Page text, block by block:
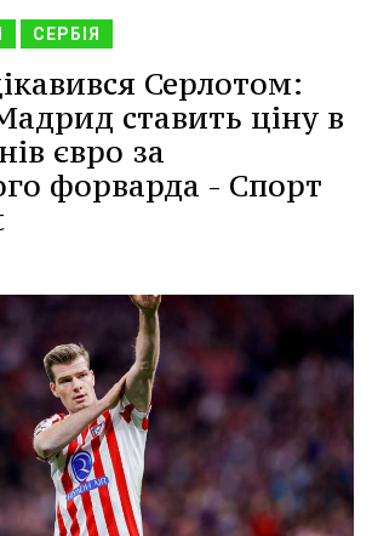
СЕРБІЯ
Серлотом:
ставить ціну в
євро за
форварда - Спорт